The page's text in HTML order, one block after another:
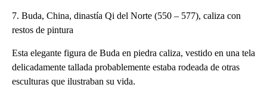
7. Buda, China, dinastía Qi del Norte (550 – 577), caliza con
restos de pintura
Esta elegante figura de Buda en piedra caliza, vestido en una tela
delicadamente tallada probablemente estaba rodeada de otras
esculturas que ilustraban su vida.